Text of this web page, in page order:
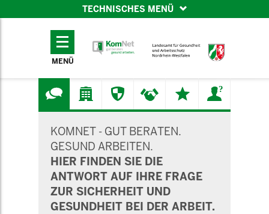
TECHNISCHES MENÜ
TECHNISCHES
MENÜ
KOMNET - GUT BERATEN.
GESUND ARBEITEN.
HIER FINDEN SIE DIE
ANTWORT AUF IHRE FRAGE
ZUR SICHERHEIT UND
GESUNDHEIT BEI DER ARBEIT.